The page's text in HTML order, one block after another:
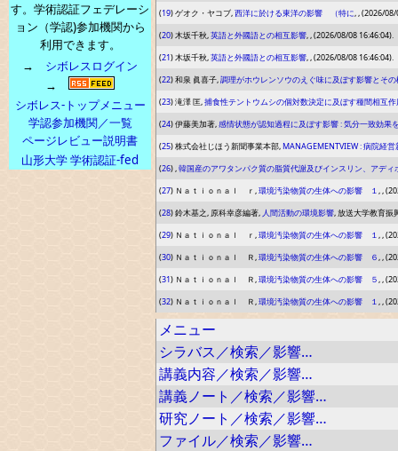
す。学術認証フェデレーシ
ョン（学認)参加機関から
利用できます。
→ シボレスログイン
→
シボレス-トップメニュー
学認参加機関／一覧
ページレビュー説明書
山形大学 学術認証-fed
(19) ゲオク・ヤコブ,西洋に於ける東洋の影響 （特に, , (2026/
(20) 木坂千秋,英語と外國語との相互影響, , (2026/08/08 16:46:04).
(21) 木坂千秋,英語と外國語との相互影響, , (2026/08/08 16:46:04).
(22) 和泉 眞喜子,調理がホウレンソウのえぐ味に及ぼす影響とそ
(23) 滝澤 匡,捕食性テントウムシの個対数決定に及ぼす種間相互
(24) 伊藤美加著,感情状態が認知過程に及ぼす影響 : 気分一致効果
(25) 株式会社じほう新聞事業本部,MANAGEMENTVIEW : 病院経
(26) ,韓国産のアワタンパク質の脂質代謝及びインスリン、アデ
(27) Ｎａｔｉｏｎａｌ ｒ,環境汚染物質の生体への影響 １, ,
(28) 鈴木基之, 原科幸彦編著, 人間活動の環境影響, 放送大学教育振
(29) Ｎａｔｉｏｎａｌ ｒ,環境汚染物質の生体への影響 １, ,
(30) Ｎａｔｉｏｎａｌ Ｒ,環境汚染物質の生体への影響 ６, ,
(31) Ｎａｔｉｏｎａｌ Ｒ,環境汚染物質の生体への影響 ５, ,
(32) Ｎａｔｉｏｎａｌ Ｒ,環境汚染物質の生体への影響 １, ,
メニュー
シラバス／検索／影響…
講義内容／検索／影響…
講義ノート／検索／影響…
研究ノート／検索／影響…
ファイル／検索／影響…